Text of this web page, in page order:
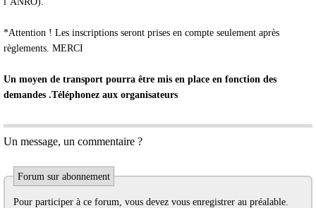
*Attention ! Les inscriptions seront prises en compte seulement après
règlements. MERCI
Un moyen de transport pourra être mis en place en fonction des
demandes .Téléphonez aux organisateurs
Un message, un commentaire ?
Forum sur abonnement
Pour participer à ce forum, vous devez vous enregistrer au préalable.